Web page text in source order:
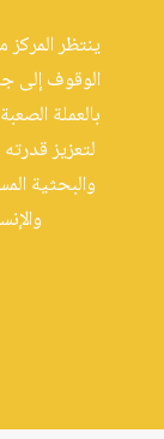
ينتظر
الوقوف إلى
بالعملة
لتعزيز
والبحثية